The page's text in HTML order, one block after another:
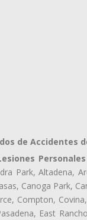
de Accidentes
Park, Altadena,
Canoga Park,
Compton,
East